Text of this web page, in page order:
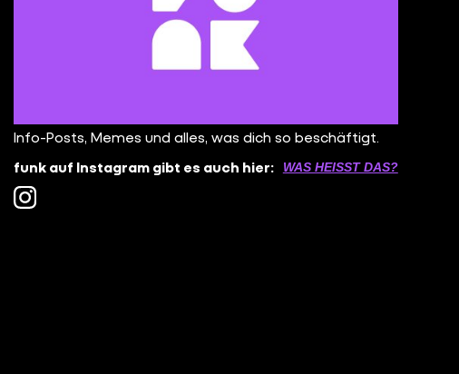
Info-Posts, Memes und alles, was dich so beschäftigt.
funk auf Instagram gibt es auch hier:
WAS HEISST DAS?